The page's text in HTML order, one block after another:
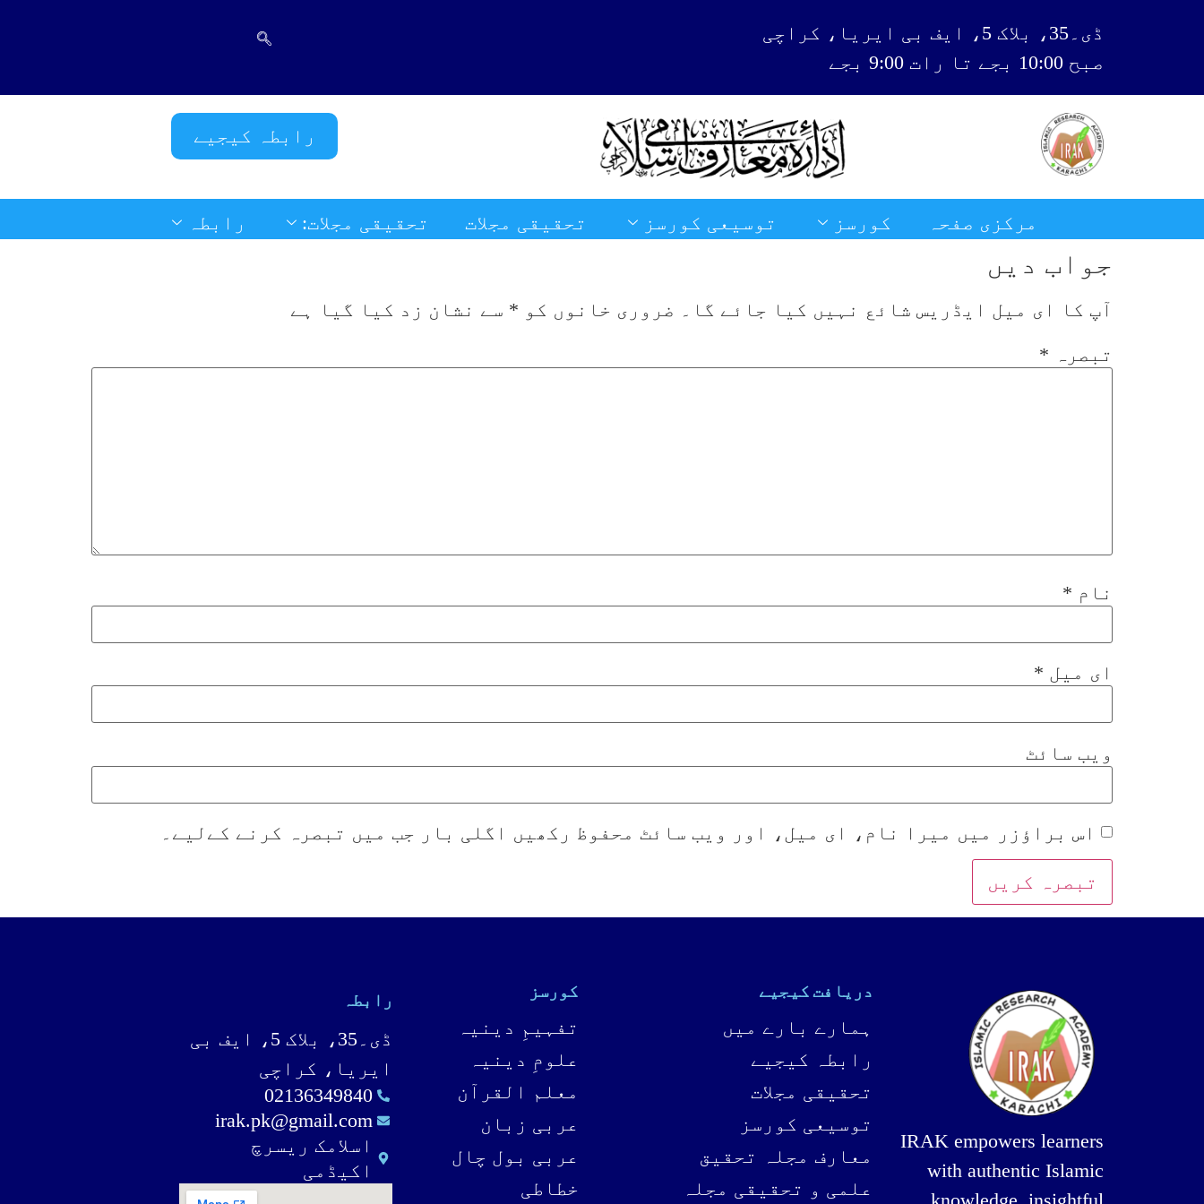
ڈی۔35، بلاک 5، ایف بی ایریا، کراچی
صبح 10:00 بجے تا رات 9:00 بجے
رابطہ کیجیے
مرکزی صفحہ کورسز توسیعی کورسز تحقیقی مجلات تحقیقی مجلات:
رابطہ
جواب دیں
آپ کا ای میل ایڈریس شائع نہیں کیا جائے گا۔ ضروری خانوں کو * سے نشان زد کیا گیا ہے
تبصرہ *
نام *
ای میل *
ویب‌ سائٹ
اس براؤزر میں میرا نام، ای میل، اور ویب سائٹ محفوظ رکھیں اگلی بار جب میں تبصرہ کرنے کےلیے۔
IRAK empowers learners
with authentic Islamic
دریافت کیجیے
ہمارے بارے میں
رابطہ کیجیے
تحقیقی مجلات
توسیعی کورسز
معارف مجلہ تحقیق
علمی و تحقیقی مجلہ
کورسز
تفہیمِ دینیہ
علومِ دینیہ
معلم القرآن
عربی زبان
عربی بول چال
خطاطی
رابطہ
ڈی۔35، بلاک 5، ایف بی
ایریا، کراچی
02136349840
irak.pk@gmail.com
اسلامک ریسرچ
اکیڈمی